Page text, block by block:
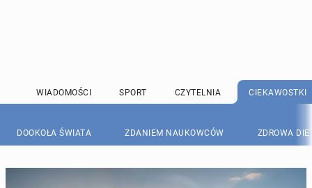
WIADOMOŚCI SPORT CZYTELNIA CIEKAWOSTKI
DOOKOŁA ŚWIATA ZDANIEM NAUKOWCÓW ZDROWA